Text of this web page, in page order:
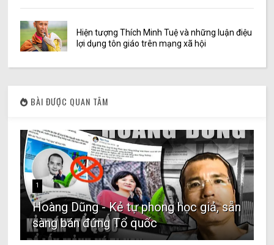
Hiện tượng Thích Minh Tuệ và những luận điệu
lợi dụng tôn giáo trên mạng xã hội
BÀI ĐƯỢC QUAN TÂM
1
Hoàng Dũng - Kẻ tự phong học giả, sẵn
sàng bán đứng Tổ quốc